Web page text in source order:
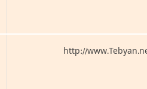
تبیان (سازمان تبلیغات اسلامی )